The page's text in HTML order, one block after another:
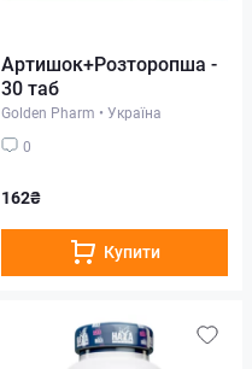
Артишок+Розторопша -
30 таб
Golden Pharm • Україна
0
162₴
Купити